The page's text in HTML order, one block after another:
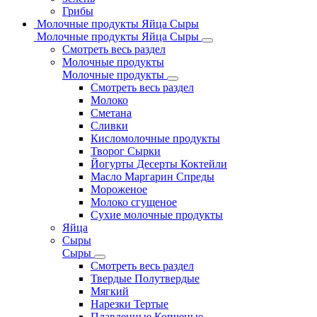
Грибы
Молочные продукты Яйца Сыры
Молочные продукты Яйца Сыры
Смотреть весь раздел
Молочные продукты
Молочные продукты
Смотреть весь раздел
Молоко
Сметана
Сливки
Кисломолочные продукты
Творог Сырки
Йогурты Десерты Коктейли
Масло Маргарин Спреды
Мороженое
Молоко сгущеное
Сухие молочные продукты
Яйца
Сыры
Сыры
Смотреть весь раздел
Твердые Полутвердые
Мягкий
Нарезки Тертые